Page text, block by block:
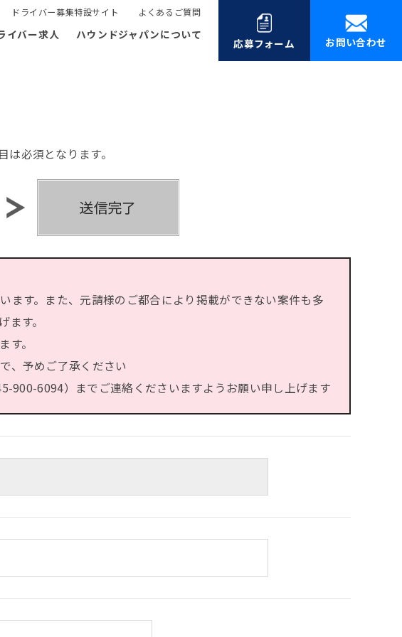
ドライバー募集特設サイト よくあるご質問
イバー求人 ハウンドジャパンについて
応募フォーム お問い合わせ
は必須となります。
ます。また、元請様のご都合により掲載ができない案件も多
す。
。
、予めご了承ください
900-6094）までご連絡くださいますようお願い申し上げます